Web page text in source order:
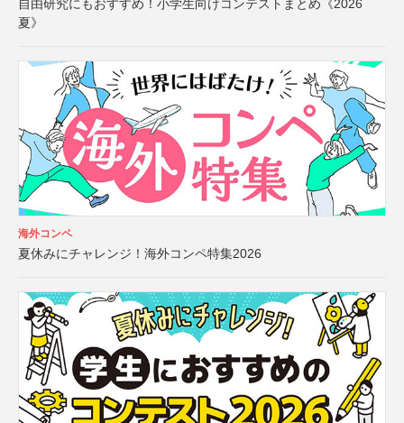
自由研究にもおすすめ！小学生向けコンテストまとめ《2026
夏》
海外コンペ
夏休みにチャレンジ！海外コンペ特集2026